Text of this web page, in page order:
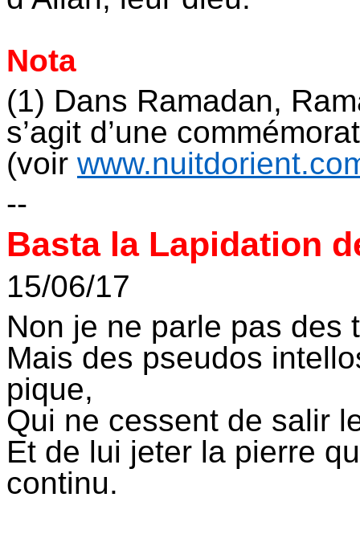
Nota
(1) Dans Ramadan,
s’agit d’une
(voir
--
Basta la Lapidation
15/06/17
Non je ne parle pas des
Mais des pseudos
pique,
Qui ne cessent de salir
Et de lui jeter la pierre
continu.